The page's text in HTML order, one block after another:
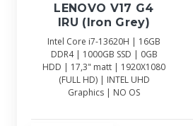
LENOVO V17 G4
IRU (Iron Grey)
Intel Core i7-13620H | 16GB
DDR4 | 1000GB SSD | 0GB
HDD | 17,3" matt | 1920X1080
(FULL HD) | INTEL UHD
Graphics | NO OS